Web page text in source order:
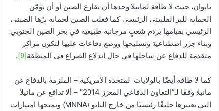
تايوان، حيث لا طاقة لمانيلا وحدها أن تقارع الصين أو أن تؤمّن
الحماية للبر الفلبيني الرئيسي كما فعلت الصين لحماية برّها الصيني
الرئيسي بقيامها بردم شعبٍ مرجانية طبيعية في بحر الصين الجنوبي
وبناء جزر اصطناعية وتسليحها ووضع دفاعات عليها لتكون مراكز
متقدمة للدفاع عن ساحلها في حال اندلاع الصراع في المنطقة[9]
.
كما لا طاقة أيضًا بالولايات المتحدة الأمريكية – الملزمة بالدفاع عن
مانيلا وفقًا لـ”التعاون الدفاعي المعزز 2014″ – ألا تدافع عن مانيلا
التي تعتبرها حليفًا رئيسيًا من خارج الناتو (MNNA) وتمنحها امتيازات